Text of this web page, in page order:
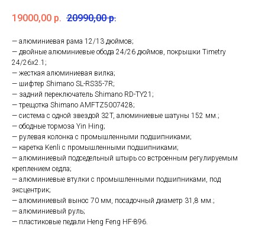
19000,00 р. 20990,00 р.
— алюминиевая рама 12/13 дюймов;
— двойные алюминиевые обода 24/26 дюймов, покрышки Timetry
24/26х2.1;
— жесткая алюминиевая вилка;
— шифтер Shimano SL-RS35-7R;
— задний переключатель Shimano RD-TY21;
— трещотка Shimano AMFTZ5007428;
— система с одной звездой 32T, алюминиевые шатуны 152 мм.;
— ободные тормоза Yin Hing;
— рулевая колонка с промышленными подшипниками;
— каретка Kenli с промышленными подшипниками;
— алюминиевый подседельный штырь со встроенным регулируемым
креплением седла;
— алюминиевые втулки с промышленными подшипниками, под
эксцентрик;
— алюминиевый вынос 70 мм, посадочный диаметр 31,8 мм.;
— алюминиевый руль;
— пластиковые педали Heng Feng HF-896.